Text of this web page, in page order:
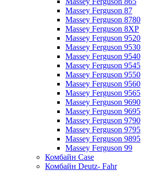
Massey Ferguson 87
Massey Ferguson 8780
Massey Ferguson 8XP
Massey Ferguson 9520
Massey Ferguson 9530
Massey Ferguson 9540
Massey Ferguson 9545
Massey Ferguson 9550
Massey Ferguson 9560
Massey Ferguson 9565
Massey Ferguson 9690
Massey Ferguson 9695
Massey Ferguson 9790
Massey Ferguson 9795
Massey Ferguson 9895
Massey Ferguson 99
Комбайн Case
Комбайн Deutz- Fahr